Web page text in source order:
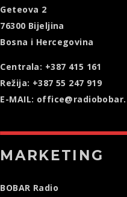
Geteova 2
76300 Bijeljina
Bosna i Hercegovina
Centrala: +387 415 161
Režija: +387 55 247 919
E-MAIL:
MARKETING
BOBAR Radio